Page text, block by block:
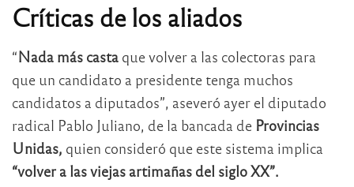
Críticas de los aliados
“Nada más casta que volver a las colectoras para
que un candidato a presidente tenga muchos
candidatos a diputados”, aseveró ayer el diputado
radical Pablo Juliano, de la bancada de Provincias
Unidas, quien consideró que este sistema implica
“volver a las viejas artimañas del siglo XX”.